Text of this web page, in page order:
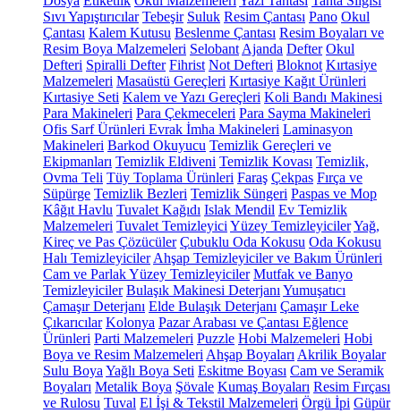
Sıvı Yapıştırıcılar Tebeşir Suluk Resim Çantası Pano Okul
Çantası Kalem Kutusu Beslenme Çantası Resim Boyaları ve
Resim Boya Malzemeleri Selobant Ajanda Defter Okul
Defteri Spiralli Defter Fihrist Not Defteri Bloknot Kırtasiye
Malzemeleri Masaüstü Gereçleri Kırtasiye Kağıt Ürünleri
Kırtasiye Seti Kalem ve Yazı Gereçleri Koli Bandı Makinesi
Para Makineleri Para Çekmeceleri Para Sayma Makineleri
Ofis Sarf Ürünleri Evrak İmha Makineleri Laminasyon
Makineleri Barkod Okuyucu Temizlik Gereçleri ve
Ekipmanları Temizlik Eldiveni Temizlik Kovası Temizlik,
Ovma Teli Tüy Toplama Ürünleri Faraş Çekpas Fırça ve
Süpürge Temizlik Bezleri Temizlik Süngeri Paspas ve Mop
Kâğıt Havlu Tuvalet Kağıdı Islak Mendil Ev Temizlik
Malzemeleri Tuvalet Temizleyici Yüzey TemizleyicilerYağ,
Kireç ve Pas Çözücüler Çubuklu Oda Kokusu Oda Kokusu
Halı Temizleyiciler Ahşap Temizleyiciler ve Bakım Ürünleri
Cam ve Parlak Yüzey Temizleyiciler Mutfak ve Banyo
Temizleyiciler Bulaşık Makinesi Deterjanı Yumuşatıcı
Çamaşır Deterjanı Elde Bulaşık Deterjanı Çamaşır Leke
Çıkarıcılar Kolonya Pazar Arabası ve Çantası Eğlence
Ürünleri Parti Malzemeleri Puzzle Hobi Malzemeleri Hobi
Boya ve Resim Malzemeleri Ahşap Boyaları Akrilik Boyalar
Sulu Boya Yağlı Boya Seti Eskitme Boyası Cam ve Seramik
Boyaları Metalik Boya Şövale Kumaş Boyaları Resim Fırçası
ve Rulosu Tuval El İşi & Tekstil Malzemeleri Örgü İpi Güpür